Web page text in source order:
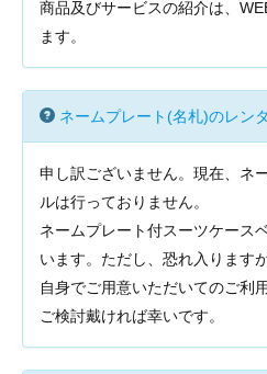
商品及びサービスの紹介は、
ます。
ネームプレート(名札)のレン
申し訳ございません。現在、ネ
ルは行っておりません。
ネームプレート付スーツケース
います。ただし、恐れ入ります
自身でご用意いただいてのご利
ご検討戴ければ幸いです。